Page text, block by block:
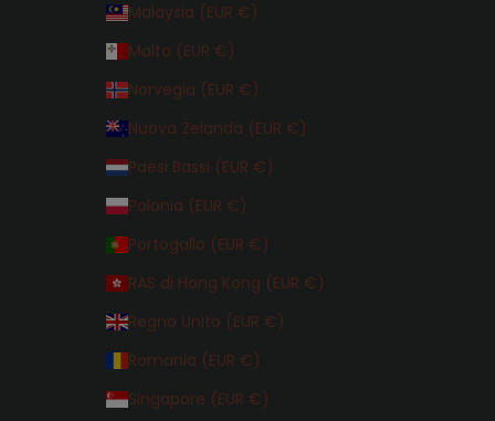
Malaysia (EUR €)
Malta (EUR €)
Norvegia (EUR €)
Nuova Zelanda (EUR €)
Paesi Bassi (EUR €)
Polonia (EUR €)
Portogallo (EUR €)
RAS di Hong Kong (EUR €)
Regno Unito (EUR €)
Romania (EUR €)
Singapore (EUR €)